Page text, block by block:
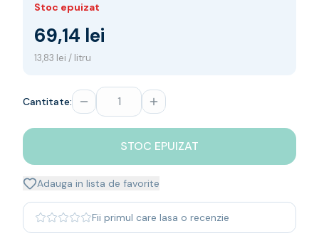
Germania
Noua Zeelanda
Spumante
Sampanie
Single malt
Japanese
Bourbon
Blanded Japanese
Canadian
Stoc epuizat
69,14 lei
13,83 lei / litru
Cantitate:
STOC EPUIZAT
Adauga in lista de favorite
Fii primul care lasa o recenzie